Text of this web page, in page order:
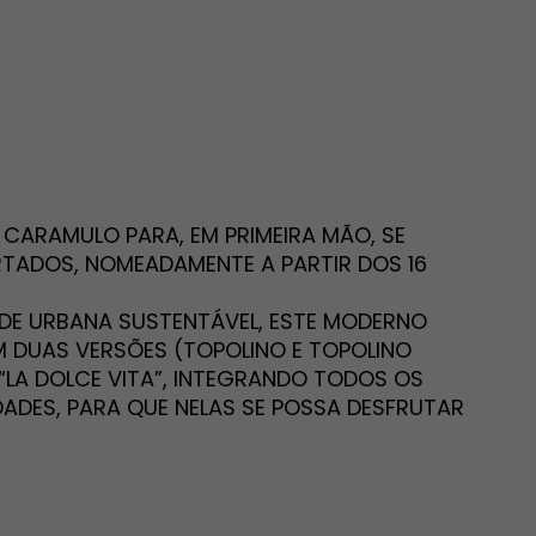
PARA, EM PRIMEIRA MÃO, SE
NOMEADAMENTE A PARTIR DOS 16
URBANA SUSTENTÁVEL, ESTE MODERNO
VERSÕES (TOPOLINO E TOPOLINO
DOLCE VITA”, INTEGRANDO TODOS OS
PARA QUE NELAS SE POSSA DESFRUTAR